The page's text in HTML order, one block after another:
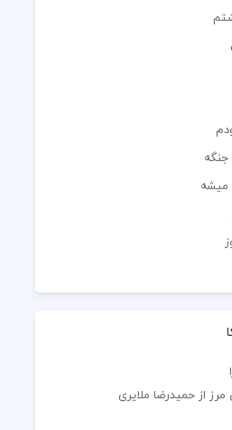
میشه
از حمیدرضا ملایری